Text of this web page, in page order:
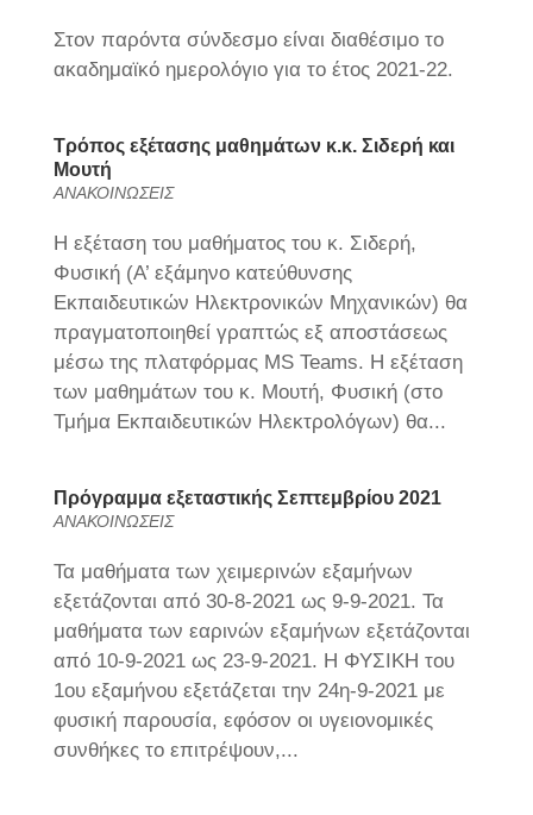
Στον παρόντα σύνδεσμο είναι διαθέσιμο το
ακαδημαϊκό ημερολόγιο για το έτος 2021-22.
Τρόπος εξέτασης μαθημάτων κ.κ. Σιδερή και
Μουτή
ΑΝΑΚΟΙΝΩΣΕΙΣ
H εξέταση του μαθήματος του κ. Σιδερή,
Φυσική (Α’ εξάμηνο κατεύθυνσης
Εκπαιδευτικών Ηλεκτρονικών Μηχανικών) θα
πραγματοποιηθεί γραπτώς εξ αποστάσεως
μέσω της πλατφόρμας MS Teams. Η εξέταση
των μαθημάτων του κ. Μουτή, Φυσική (στο
Τμήμα Εκπαιδευτικών Ηλεκτρολόγων) θα...
Πρόγραμμα εξεταστικής Σεπτεμβρίου 2021
ΑΝΑΚΟΙΝΩΣΕΙΣ
Τα μαθήματα των χειμερινών εξαμήνων
εξετάζονται από 30-8-2021 ως 9-9-2021. Τα
μαθήματα των εαρινών εξαμήνων εξετάζονται
από 10-9-2021 ως 23-9-2021. Η ΦΥΣΙΚΗ του
1ου εξαμήνου εξετάζεται την 24η-9-2021 με
φυσική παρουσία, εφόσον οι υγειονομικές
συνθήκες το επιτρέψουν,...